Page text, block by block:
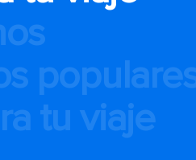
tu viaje